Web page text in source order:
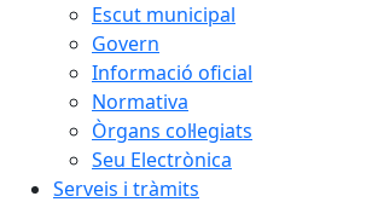
Escut municipal
Govern
Informació oficial
Normativa
Òrgans col·legiats
Seu Electrònica
Serveis i tràmits